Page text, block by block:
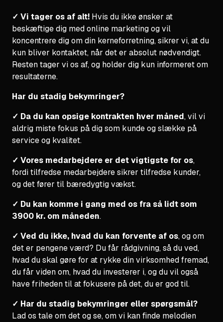
✓ Vi tager os af alt! Hvis du ikke ønsker at
beskæftige dig med online marketing og vil
koncentrere dig om din kerneforretning, sikrer vi, at du
kun bliver kontaktet, når det er absolut nødvendigt.
Resten tager vi os af, og holder dig kun informeret om
resultaterne.
Har du stadig bekymringer?
✓ Da du kan opsige kontrakten hver måned, vil vi
aldrig miste fokus på dig som kunde og slække på
service og kvalitet.
✓ Vores medarbejdere er det vigtigste for os,
fordi tilfredse medarbejdere sikrer tilfredse kunder,
og det fører til bæredygtig vækst.
✓ Du kan komme i gang med os fra så lidt som
3900 kr. om måneden.
✓ Ved du ikke, hvad du kan forvente af os, og om
det er pengene værd? Du får rådgivning, så du ved,
hvad du skal gøre for at rykke din virksomhed fremad,
du får viden om, hvad du investerer i, og du vil også
have friheden til at fokusere på det, du er god til.
✓ Har du stadig bekymringer eller spørgsmål?
Lad os tale om det og se, om vi kan finde melodien